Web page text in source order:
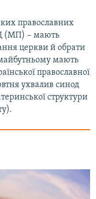
православних
(МП) – мають
церкви й обрати
мають
православної
ухвалив синод
структури